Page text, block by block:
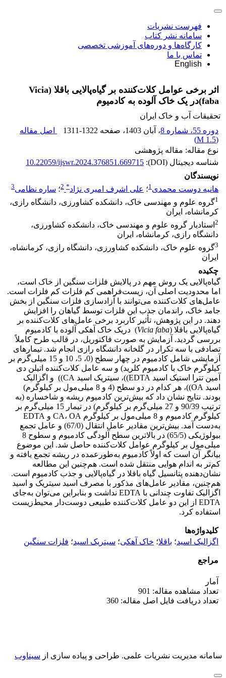
فهرست نشریات
سامانه نشر کتاب
کارگاه‌ها و دوره‌های آموزشی تخصصی
تماس با ما
English
اثر برخی عوامل کلات‌کننده بر گیاه‌پالایی باقلا (Vicia
faba)در یک خاک آلوده به کادمیوم
تحقیقات آب و خاک ایران
دوره 55، شماره 8
، آبان 1403 ، صفحه 1311-1322
اصل مقاله
(
1.5 M
)
نوع مقاله: مقاله پژوهشی
شناسه دیجیتال (DOI):
10.22059/ijswr.2024.376851.669715
نویسندگان
هانیه دوست محمدی1؛ علی اشرف امیری نژاد*
2؛ ساره نظامی3
1گروه علوم و مهندسی خاک، دانشکده کشاورزی، دانشگاه رازی،
کرمانشاه، ایران
2 استادیار گروه علوم و مهندسی خاک، دانشکده کشاورزی،
دانشگاه رازی، کرمانشاه، ایران
3گروه علوم خاک، دانشکده کشاورزی، دانشگاه رازی، کرمانشاه،
ایران
چکیده
گیاه‌پالایی یک روش مهم در پالایش فلزات سنگین از خاک است،
اما محدودیت اصلی آن، زیست‌فراهمی کم فلزات کم فلزات است.
عامل‌های کلات‌کننده می‌توانند با آزادسازی فلزات سنگین از بخش
جامد خاک، راندمان جذب این فلزات‌ توسط گیاهان را افزایش
دهند. در این پژوهش، تأثیر کاربرد برخی عامل‌های کلات‌کننده بر
گیاه‌پالایی باقلا (Vicia faba) دریک خاک آهکی آلوده با کادمیوم
بررسی گردید. آزمایش به صورت فاکتوریل، در قالب طرح کاملاً
تصادفی با سه تکرار در گلخانه دانشگاه رازی انجام شد. تیمارهای
آزمایشی شامل کادمیوم در چهار سطح (0، 5، 10 و 15 میلی‌گرم بر
کیلوگرم خاک با کادمیوم کلرید) و سه عامل کلات‌کننده اتیلن دی
آمین تترا استیک اسید EDTA))، سیتریک اسید CA)) و اگزالیک
اسید OA))، هر کدام در دو سطح (4 و 8 میلی‌مول بر کیلوگرم)
بودند. نتایج نشان داد که بیش‌ترین کادمیوم ریشه و شاخساره (به
ترتیب 90/39 و 27 میلی‌گرم بر کیلوگرم) در تیمار 15 میلی‌گرم بر
کیلوگرم کادمیوم و 8 میلی‌مول بر کیلوگرم CA، OA و EDTA
به‌‌دست آمد. بیش‌ترین مقادیر عامل انتقال (67/0) و عامل تجمع
بیولوژیکی (65/5) در بالاترین سطح آلودگی کادمیوم و سطوح 8
میلی‌مول بر کیلوگرم عوامل کلات‌کننده حاصل شد. این موضوع
بیانگر آن است که اولاً کادمیوم به‌طورعمده در ریشه تجمع یافته و
کم‌تر به اندام هوایی منتقل شده است. هم‌چنین این مطالعه
نشان‌دهنده پتانسیل گیاه باقلا در گیاه‌پالایی و جذب کادمیوم است.
هم‌چنین، مقادیر عامل‌های مذکور با مصرف اسید سیتریک و اسید
اگزالیک تفاوت چندانی با EDTA نداشت و بنابراین می‌توان به‌جای
EDTA از این دو عامل کلات‌کننده طبیعی دوست‌دار محیط‌زیست
استفاده کرد.
کلیدواژه‌ها
اگزالیک اسید؛ باقلا؛ خاک آهکی؛ سیتریک اسید؛ فلزات سنگین
مراجع
آمار
تعداد مشاهده مقاله: 901
تعداد دریافت فایل اصل مقاله: 360
سامانه مدیریت نشریات علمی. طراحی و پیاده سازی از سیناوب